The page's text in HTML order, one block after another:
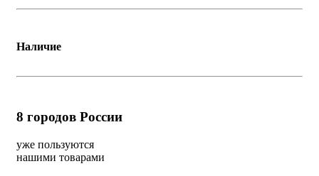
Наличие
8 городов России
уже пользуются
нашими товарами